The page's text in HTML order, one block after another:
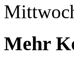
Mehr